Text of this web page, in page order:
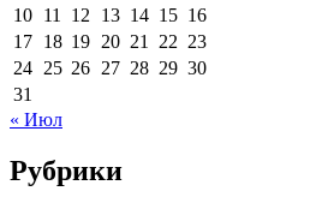
10 11 12 13 14 15 16
17 18 19 20 21 22 23
24 25 26 27 28 29 30
31
« Июл
Рубрики